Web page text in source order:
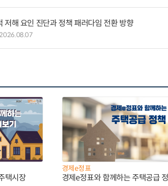
저해 요인 진단과 정책 패러다임 전환 방향
택시장
경제e정표
경제e정표와 함께하는 주택공급